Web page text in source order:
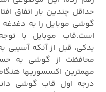
حداقل چندین بار اتفاق
گوشی موبایل را به دغدغه
است.قاب موبایل با
یدکی، قبل از آنکه آسیبی
محافظت از گوشی به
مهمترین اکسسوریها
درجه اول قاب گوشی